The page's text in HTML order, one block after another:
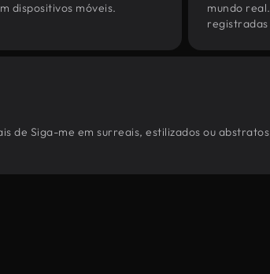
dispositivos móveis.
mundo
registradas
de Siga-me em surreais, estilizados ou